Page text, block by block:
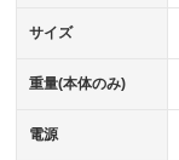
サイズ
重量(本体のみ)
電源